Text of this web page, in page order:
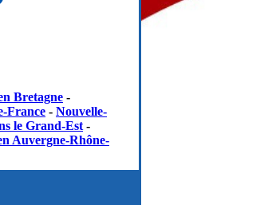
Bretagne -
France - Nouvelle-
le Grand-Est -
Auvergne-Rhône-